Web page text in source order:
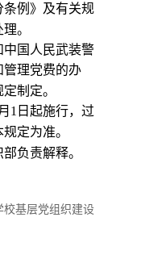
条例》及有关规
。
国人民武装警
管理党费的办
制定。
月 1 日起施行，过
定为准。
负责解释。
校基层党组织建设